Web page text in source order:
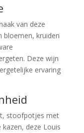
van deze
bloemen, kruiden
Deze wijn
ervaring
stoofpotjes met
deze Louis